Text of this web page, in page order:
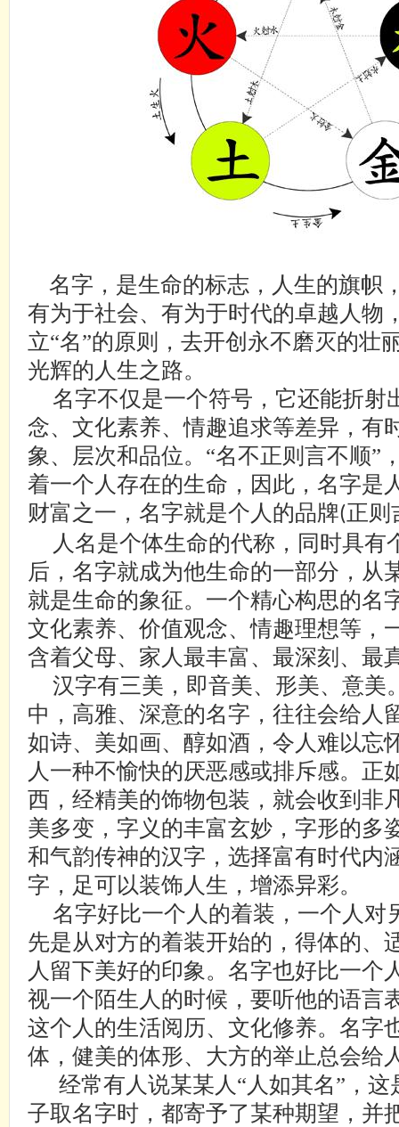
名字，是生命的标志，人生的旗帜
有为于社会、有为于时代的卓越人物
立“名”的原则，去开创永不磨灭的壮
光辉的人生之路。
名字不仅是一个符号，它还能折射
念、文化素养、情趣追求等差异，有
象、层次和品位。“名不正则言不顺”
着一个人存在的生命，因此，名字是
财富之一，名字就是个人的品牌(正则
人名是个体生命的代称，同时具有
后，名字就成为他生命的一部分，从
就是生命的象征。一个精心构思的名
文化素养、价值观念、情趣理想等，
含着父母、家人最丰富、最深刻、最
汉字有三美，即音美、形美、意美
中，高雅、深意的名字，往往会给人
如诗、美如画、醇如酒，令人难以忘
人一种不愉快的厌恶感或排斥感。正
西，经精美的饰物包装，就会收到非
美多变，字义的丰富玄妙，字形的多
和气韵传神的汉字，选择富有时代内
字，足可以装饰人生，增添异彩。
名字好比一个人的着装，一个人对
先是从对方的着装开始的，得体的、
人留下美好的印象。名字也好比一个
视一个陌生人的时候，要听他的语言
这个人的生活阅历、文化修养。名字
体，健美的体形、大方的举止总会给
经常有人说某某人“人如其名”，
子取名字时，都寄予了某种期望，并